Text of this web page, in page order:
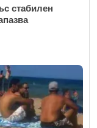
стабилен